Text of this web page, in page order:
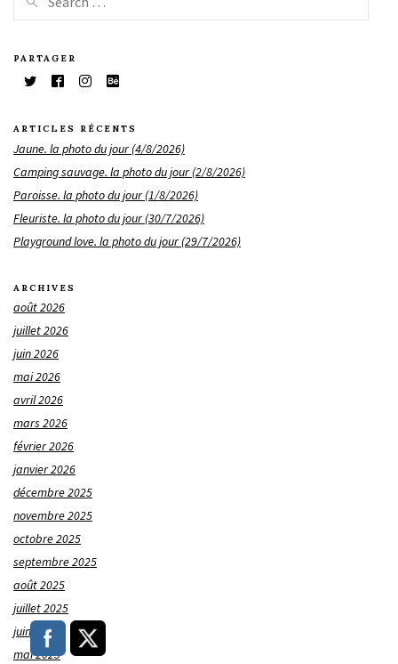
PARTAGER
ARTICLES RÉCENTS
Jaune. la photo du jour (4/8/2026)
Camping sauvage. la photo du jour (2/8/2026)
Paroisse. la photo du jour (1/8/2026)
Fleuriste. la photo du jour (30/7/2026)
Playground love. la photo du jour (29/7/2026)
ARCHIVES
août 2026
juillet 2026
juin 2026
mai 2026
avril 2026
mars 2026
février 2026
janvier 2026
décembre 2025
novembre 2025
octobre 2025
septembre 2025
août 2025
juillet 2025
juin 2025
mai 2025